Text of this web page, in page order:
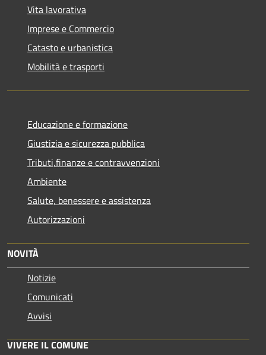
Vita lavorativa
Imprese e Commercio
Catasto e urbanistica
Mobilità e trasporti
Educazione e formazione
Giustizia e sicurezza pubblica
Tributi,finanze e contravvenzioni
Ambiente
Salute, benessere e assistenza
Autorizzazioni
NOVITÀ
Notizie
Comunicati
Avvisi
VIVERE IL COMUNE